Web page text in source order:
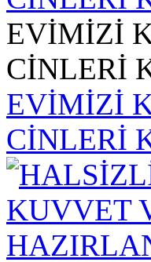
EVİMİZİ
CİNLERİ
EVİMİZİ
CİNLERİ